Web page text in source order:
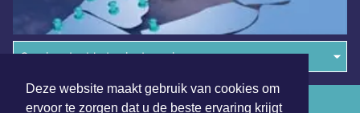
Deze website maakt gebruik van cookies om
ervoor te zorgen dat u de beste ervaring krijgt
Overige dagbladen in de regio
Algemene voorwaarden